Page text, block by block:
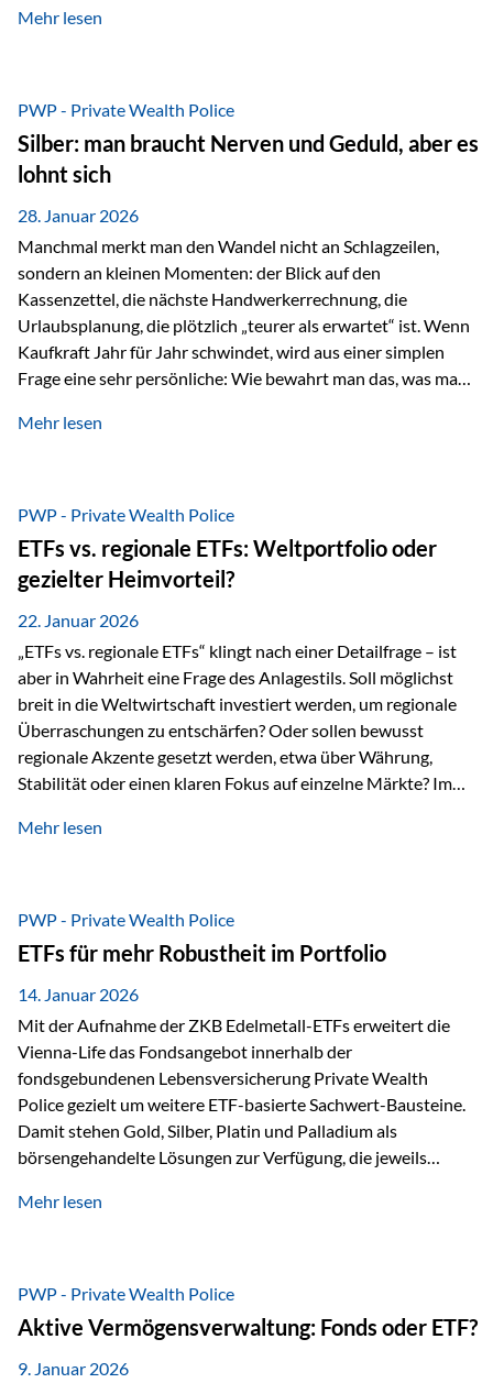
starken Anstiegen. Diese verändern jedoch nicht die
von geopolitischen Spannungen, einer stark ausgeweiteten
Geldmenge sowie strukturellen Verschiebungen an den
Kapitalmärkten geprägt ist, bleibt Gold ein bewährter Anker.
Nicht, weil…
Mehr lesen
PWP - Private Wealth Police
Silber: man braucht Nerven und Geduld, aber es
lohnt sich
28. Januar 2026
Manchmal merkt man den Wandel nicht an Schlagzeilen,
sondern an kleinen Momenten: der Blick auf den
Kassenzettel, die nächste Handwerkerrechnung, die
Urlaubsplanung, die plötzlich „teurer als erwartet“ ist. Wenn
Kaufkraft Jahr für Jahr schwindet, wird aus einer simplen
Frage eine sehr persönliche: Wie bewahrt man das, was man
Sachwerten mit einer Investition in Sachwerte zu
gerade dann, wenn Märkte nervös werden,…
Mehr lesen
PWP - Private Wealth Police
ETFs vs. regionale ETFs: Weltportfolio oder
gezielter Heimvorteil?
22. Januar 2026
„ETFs vs. regionale ETFs“ klingt nach einer Detailfrage – ist
aber in Wahrheit eine Frage des Anlagestils. Soll möglichst
breit in die Weltwirtschaft investiert werden, um regionale
Überraschungen zu entschärfen? Oder sollen bewusst
regionale Akzente gesetzt werden, etwa über Währung,
Stabilität oder einen klaren Fokus auf einzelne Märkte? Im
Wealth Police der Vienna-Life lassen sich beide Ansätze
Risikostreuung, Inflationsrobustheit und Stabilisierung. 1)
Die Philosophiefrage: breit oder bewusst? Global investieren
bedeutet: Das Portfolio bildet die Weltmärkte möglichst
breit ab, ohne die…
Mehr lesen
PWP - Private Wealth Police
ETFs für mehr Robustheit im Portfolio
14. Januar 2026
Mit der Aufnahme der ZKB Edelmetall-ETFs erweitert die
Vienna-Life das Fondsangebot innerhalb der
fondsgebundenen Lebensversicherung Private Wealth
Police gezielt um weitere ETF-basierte Sachwert-Bausteine.
Damit stehen Gold, Silber, Platin und Palladium als
börsengehandelte Lösungen zur Verfügung, die jeweils
dabei nicht auf einzelnen Marktmeinungen, sondern auf
Inflationsrobustheit und Stabilisierung – eingebettet in eine
liechtensteinische Versicherungsstruktur. Die
Sicherheitsarchitektur: Liechtenstein als Strukturprinzip Die
Private Wealth Police positioniert sich mit einer dreistufigen
Mehr lesen
PWP - Private Wealth Police
Aktive Vermögensverwaltung: Fonds oder ETF?
9. Januar 2026